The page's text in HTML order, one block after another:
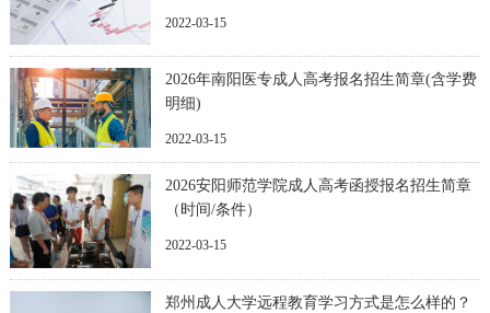
2022-03-15
2026年南阳医专成人高考报名招生简章(含学费
明细)
2022-03-15
2026安阳师范学院成人高考函授报名招生简章
（时间/条件）
2022-03-15
郑州成人大学远程教育学习方式是怎么样的？